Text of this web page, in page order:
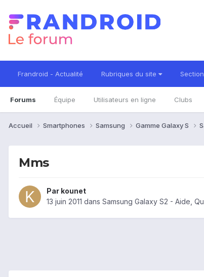
Frandroid - Actualité Rubriques du site
Forums Équipe Utilisateurs en ligne Clubs
Accueil Smartphones Samsung Gamme Galaxy S
Mms
Par kounet
13 juin 2011 dans Samsung Galaxy S2 - Aide,